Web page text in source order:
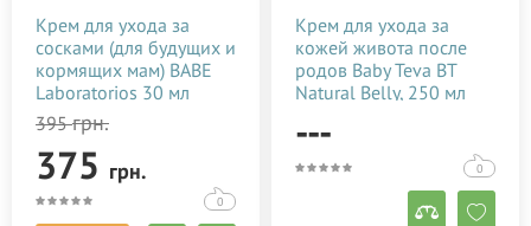
Крем для ухода за
сосками (для будущих и
кормящих мам) BABE
Laboratorios 30 мл
395грн.
375 грн.
0
Крем для ухода за
кожей живота после
родов Baby Teva BT
Natural Belly, 250 мл
---
0